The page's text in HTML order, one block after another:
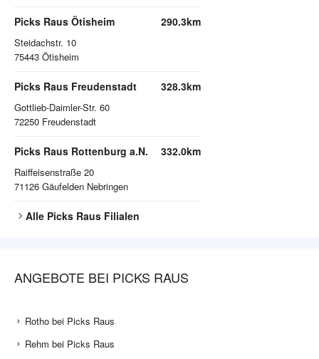
Picks Raus Ötisheim
Steidachstr. 10
75443 Ötisheim
290.3km
Picks Raus Freudenstadt
Gottlieb-Daimler-Str. 60
72250 Freudenstadt
328.3km
Picks Raus Rottenburg a.N.
Raiffeisenstraße 20
71126 Gäufelden Nebringen
332.0km
Alle Picks Raus Filialen
ANGEBOTE BEI PICKS RAUS
Rotho bei Picks Raus
Rehm bei Picks Raus